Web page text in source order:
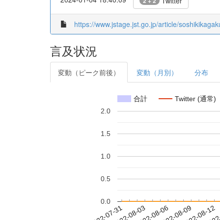
https://www.jstage.jst.go.jp/article/
言及状況
変動（ピーク前後） 変動（月別） 分布
合計 Twitter (通常)
0.0
0.5
1.0
1.5
2.0